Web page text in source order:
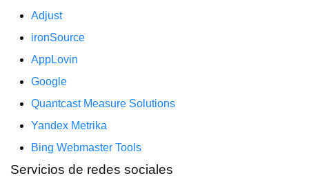
Adjust
ironSource
AppLovin
Google
Quantcast Measure Solutions
Yandex Metrika
Bing Webmaster Tools
Servicios de redes sociales